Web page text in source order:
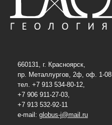
660131, г. Красноярск,
пр. Металлургов, 2ф, оф. 1-08
тел. +7 913 534-80-12,
+7 906 911-27-03,
+7 913 532-92-11
e-mail: globus-j@mail.ru